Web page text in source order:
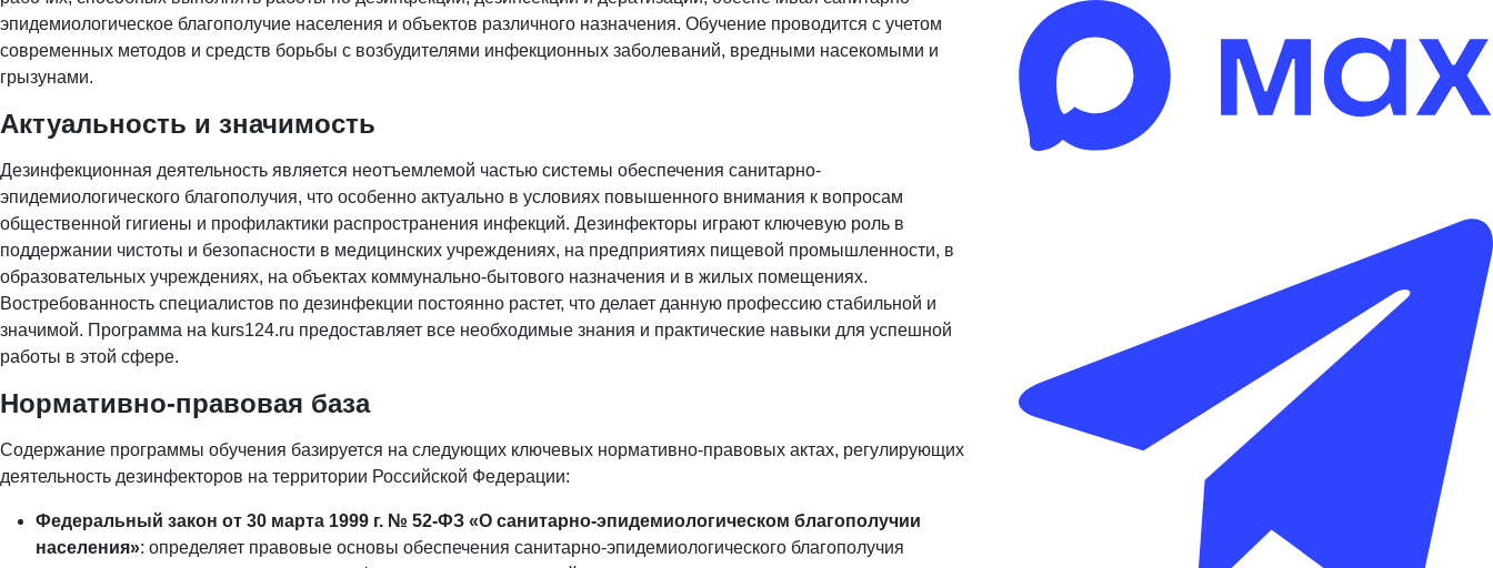
эпидемиологическое благополучие населения и объектов различного назначения. Обучение проводится с учетом
современных методов и средств борьбы с возбудителями инфекционных заболеваний, вредными насекомыми и
грызунами.
Актуальность и значимость
Дезинфекционная деятельность является неотъемлемой частью системы обеспечения санитарно-
эпидемиологического благополучия, что особенно актуально в условиях повышенного внимания к вопросам
общественной гигиены и профилактики распространения инфекций. Дезинфекторы играют ключевую роль в
поддержании чистоты и безопасности в медицинских учреждениях, на предприятиях пищевой промышленности, в
образовательных учреждениях, на объектах коммунально-бытового назначения и в жилых помещениях.
Востребованность специалистов по дезинфекции постоянно растет, что делает данную профессию стабильной и
значимой. Программа на kurs124.ru предоставляет все необходимые знания и практические навыки для успешной
работы в этой сфере.
Нормативно-правовая база
Содержание программы обучения базируется на следующих ключевых нормативно-правовых актах, регулирующих
деятельность дезинфекторов на территории Российской Федерации:
Федеральный закон от 30 марта 1999 г. № 52-ФЗ «О санитарно-эпидемиологическом благополучии
населения»: определяет правовые основы обеспечения санитарно-эпидемиологического благополучия